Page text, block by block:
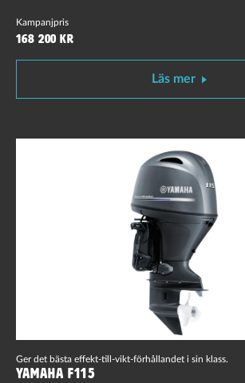
Kampanjpris
168 200 kr
Läs mer
Ger det bästa effekt-till-vikt-förhållandet i sin klass.
Yamaha F115